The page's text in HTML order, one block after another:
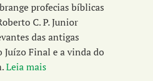
profecias bíblicas
C. P. Junior
das antigas
Juízo Final e a vinda do
Leia mais